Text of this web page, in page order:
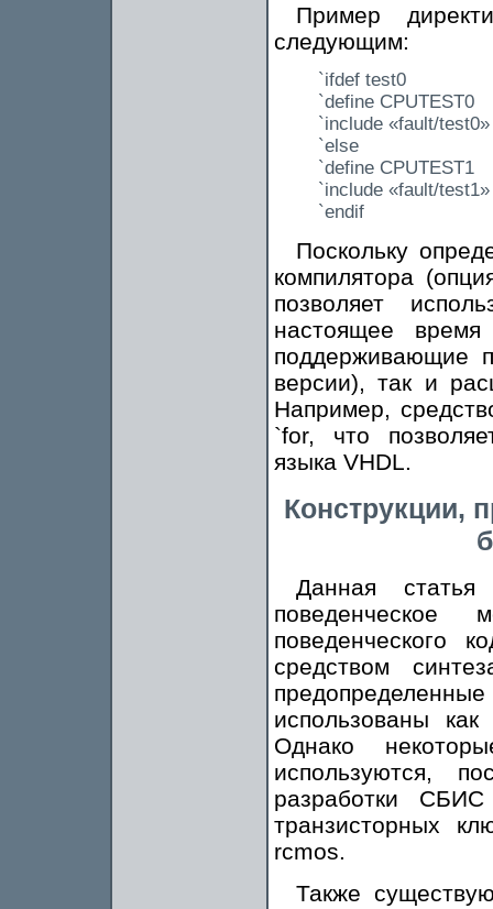
Пример
следующим:
`ifdef test0
`define CPUTEST0
`include «fault/test0»
`else
`define CPUTEST1
`include «fault/test1»
`endif
Поскольку
компилятора
позволяет
настоящее
поддерживающие
версии), так и
Например,
`for, что
языка VHDL.
Конструкции,
Данная
поведенческое
поведенческого
средством
использованы
Однако
используются,
разработки
транзисторных
rcmos.
Также